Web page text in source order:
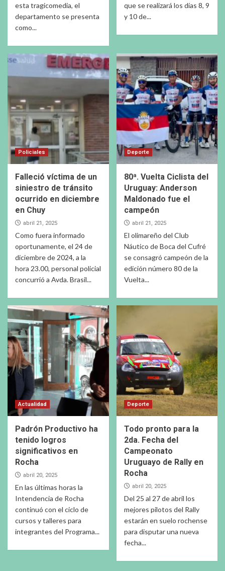
esta tragicomedia, el
departamento se presenta
como...
que se realizará los días 8, 9
y 10 de...
Policiales
Falleció víctima de un
siniestro de tránsito
ocurrido en diciembre
en Chuy
abril 21, 2025
Como fuera informado
oportunamente, el 24 de
diciembre de 2024, a la
hora 23.00, personal policial
concurrió a Avda. Brasil...
Deporte
80ª. Vuelta Ciclista del
Uruguay: Anderson
Maldonado fue el
campeón
abril 21, 2025
El olimareño del Club
Náutico de Boca del Cufré
se consagró campeón de la
edición número 80 de la
Vuelta...
Actualidad
Padrón Productivo ha
tenido logros
significativos en
Rocha
abril 20, 2025
En las últimas horas la
Intendencia de Rocha
continuó con el ciclo de
cursos y talleres para
integrantes del Programa...
Deporte
Todo pronto para la
2da. Fecha del
Campeonato
Uruguayo de Rally en
Rocha
abril 20, 2025
Del 25 al 27 de abril los
mejores pilotos del Rally
estarán en suelo rochense
para disputar una nueva
fecha...